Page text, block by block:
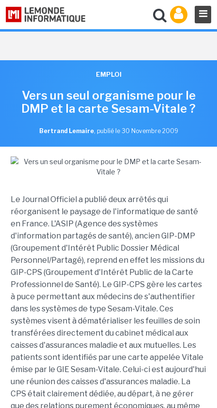
EMPLOI
Vers un seul organisme pour le
DMP et la carte Sesam-Vitale ?
Bertrand Lemaire, publié le 30 Novembre 2009
Le Journal Officiel a publié deux arrêtés qui
réorganisent le paysage de l'informatique de santé
en France. L'ASIP (Agence des systèmes
d'information partagés de santé), ancien GIP-DMP
(Groupement d'Intérêt Public Dossier Médical
Personnel/Partagé), reprend en effet les missions du
GIP-CPS (Groupement d'Intérêt Public de la Carte
Professionnel de Santé). Le GIP-CPS gère les cartes
à puce permettant aux médecins de s'authentifier
dans les systèmes de type Sesam-Vitale. Ces
systèmes visent à dématérialiser les feuilles de soin
transférées directement du cabinet médical aux
caisses d'assurances maladie et aux mutuelles. Les
patients sont identifiés par une carte appelée Vitale
émise par le GIE Sesam-Vitale. Celui-ci est aujourd'hui
une réunion des caisses d'assurances maladie. La
CPS était clairement dédiée, au départ, à ne gérer
que des relations purement économiques, au même